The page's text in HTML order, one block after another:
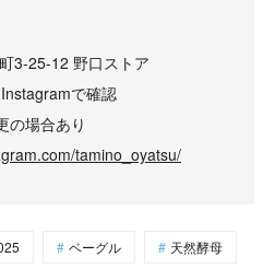
3-25-12 野口ストア
で確認
の場合あり
tamino_oyatsu/
ベーグル 天然酵母